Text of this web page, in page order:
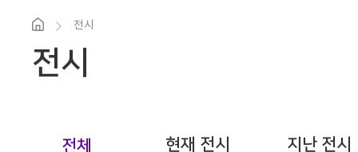
전시
전시
전체 현재 전시 지난 전시